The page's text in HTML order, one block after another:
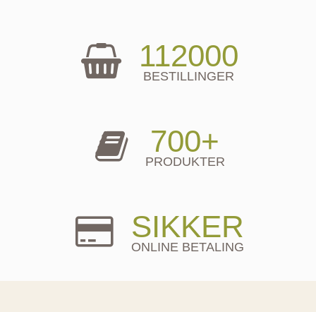
112000
BESTILLINGER
700+
PRODUKTER
SIKKER
ONLINE BETALING